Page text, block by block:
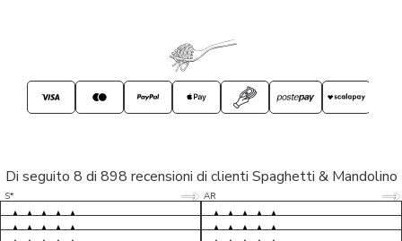
Di seguito 8 di 898 recensioni di clienti Spaghetti & Mandolino
S* 5/5
LP 5/5
M* 5/5
AR 5/5
D* 5/5
S* 5/5